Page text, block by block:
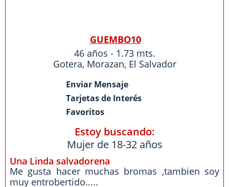
GUEMBO10
46 años - 1.73 mts.
Gotera, Morazan, El Salvador
Enviar Mensaje
Tarjetas de Interés
Favoritos
Estoy buscando:
Mujer de 18-32 años
Una Linda salvadorena
Me gusta hacer muchas bromas ,tambien soy
muy entrobertido.....